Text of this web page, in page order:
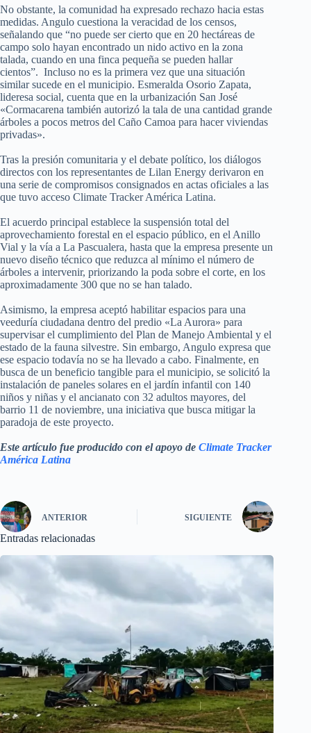
No obstante, la comunidad ha expresado rechazo hacia estas
medidas. Angulo cuestiona la veracidad de los censos,
señalando que “no puede ser cierto que en 20 hectáreas de
campo solo hayan encontrado un nido activo en la zona
talada, cuando en una finca pequeña se pueden hallar
cientos”. Incluso no es la primera vez que una situación
similar sucede en el municipio. Esmeralda Osorio Zapata,
lideresa social, cuenta que en la urbanización San José
«Cormacarena también autorizó la tala de una cantidad grande
árboles a pocos metros del Caño Camoa para hacer viviendas
privadas».
Tras la presión comunitaria y el debate político, los diálogos
directos con los representantes de Lilan Energy derivaron en
una serie de compromisos consignados en actas oficiales a las
que tuvo acceso Climate Tracker América Latina.
El acuerdo principal establece la suspensión total del
aprovechamiento forestal en el espacio público, en el Anillo
Vial y la vía a La Pascualera, hasta que la empresa presente un
nuevo diseño técnico que reduzca al mínimo el número de
árboles a intervenir, priorizando la poda sobre el corte, en los
aproximadamente 300 que no se han talado.
Asimismo, la empresa aceptó habilitar espacios para una
veeduría ciudadana dentro del predio «La Aurora» para
supervisar el cumplimiento del Plan de Manejo Ambiental y el
estado de la fauna silvestre. Sin embargo, Angulo expresa que
ese espacio todavía no se ha llevado a cabo. Finalmente, en
busca de un beneficio tangible para el municipio, se solicitó la
instalación de paneles solares en el jardín infantil con 140
niños y niñas y el ancianato con 32 adultos mayores, del
barrio 11 de noviembre, una iniciativa que busca mitigar la
paradoja de este proyecto.
Este artículo fue producido con el apoyo de Climate Tracker
América Latina
ANTERIOR SIGUIENTE
Entradas relacionadas